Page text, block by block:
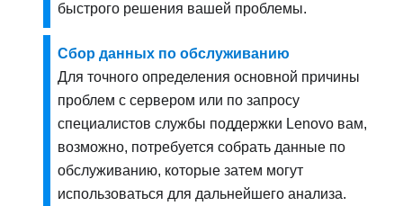
быстрого решения вашей проблемы.
Сбор данных по обслуживанию
Для точного определения основной причины
проблем с сервером или по запросу
специалистов службы поддержки Lenovo вам,
возможно, потребуется собрать данные по
обслуживанию, которые затем могут
использоваться для дальнейшего анализа.